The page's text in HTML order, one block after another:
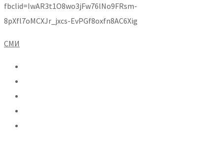
fbclid=IwAR3t1O8wo3jFw76lNo9FRsm-
8pXfl7oMCXJr_jxcs-EvPGf8oxfn8AC6Xig
СМИ